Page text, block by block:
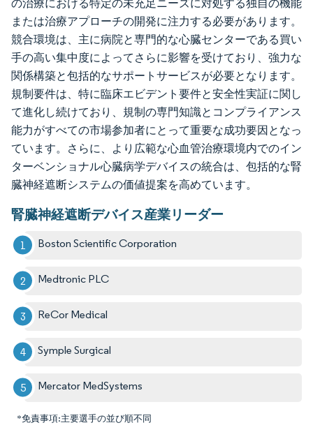
の治療における特定の未充足ニーズに対処する独自の機能
または治療アプローチの開発に注力する必要があります。
競合環境は、主に病院と専門的な心臓センターである買い
手の高い集中度によってさらに影響を受けており、強力な
関係構築と包括的なサポートサービスが必要となります。
規制要件は、特に臨床エビデント要件と安全性実証に関し
て進化し続けており、規制の専門知識とコンプライアンス
能力がすべての市場参加者にとって重要な成功要因となっ
ています。さらに、より広範な心血管治療環境内でのイン
ターベンショナル心臓病学デバイスの統合は、包括的な腎
臓神経遮断システムの価値提案を高めています。
腎臓神経遮断デバイス産業リーダー
Boston Scientific Corporation
Medtronic PLC
ReCor Medical
Symple Surgical
Mercator MedSystems
*免責事項:主要選手の並び順不同